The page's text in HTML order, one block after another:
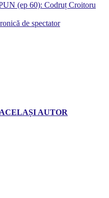
(ep 60): Codruț Croitoru
de spectator
AUTOR